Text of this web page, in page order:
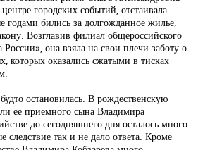
городских событий, отстаивала
годами бились за долгожданное жилье,
Возглавив филиал общероссийского
она взяла на свои плечи заботу о
которых оказались сжатыми в тисках
остановилась. В рождественскую
ее приемного сына Владимира
до сегодняшнего дня осталось много
следствие так и не дало ответа. Кроме